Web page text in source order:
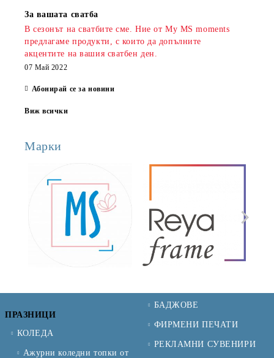
За вашата сватба
В сезонът на сватбите сме. Ние от My MS moments
предлагаме продукти, с които да допълните
акцентите на вашия сватбен ден.
07 Май 2022
Абонирай се за новини
Виж всички
Марки
ПРАЗНИЦИ
КОЛЕДА
Ажурни коледни топки от
БАДЖОВЕ
ФИРМЕНИ ПЕЧАТИ
РЕКЛАМНИ СУВЕНИРИ